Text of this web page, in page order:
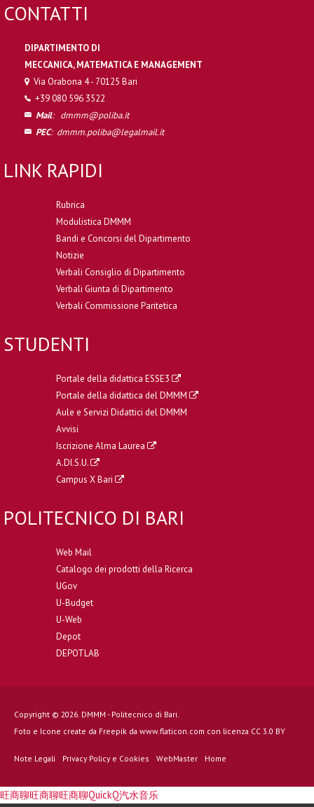
CONTATTI
DIPARTIMENTO DI
MECCANICA, MATEMATICA E MANAGEMENT
Via Orabona 4 - 70125 Bari
+39 080 596 3522
Mail: dmmm@poliba.it
PEC: dmmm.poliba@legalmail.it
LINK RAPIDI
Rubrica
Modulistica DMMM
Bandi e Concorsi del Dipartimento
Notizie
Verbali Consiglio di Dipartimento
Verbali Giunta di Dipartimento
Verbali Commissione Paritetica
STUDENTI
Portale della didattica ESSE3
Portale della didattica del DMMM
Aule e Servizi Didattici del DMMM
Avvisi
Iscrizione Alma Laurea
A.DI.S.U.
Campus X Bari
POLITECNICO DI BARI
Web Mail
Catalogo dei prodotti della Ricerca
UGov
U-Budget
U-Web
Depot
DEPOTLAB
Copyright © 2026. DMMM - Politecnico di Bari.
Foto e Icone create da Freepik da www.flaticon.com con licenza CC 3.0 BY
Note Legali Privacy Policy e Cookies WebMaster Home
旺商聊旺商聊旺商聊QuickQ汽水音乐